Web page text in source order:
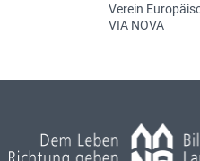
Verein
VIA NOVA